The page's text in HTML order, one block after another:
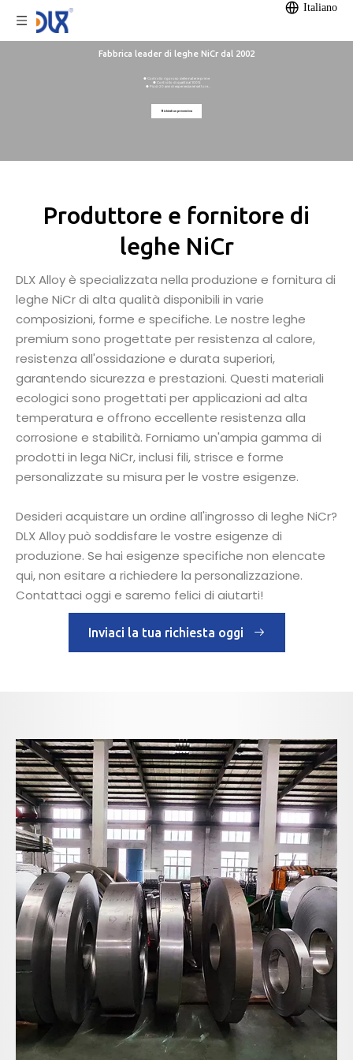
Italiano
Fabbrica leader di leghe NiCr dal 2002
● Controllo rigoroso delle materie prime
● Controllo di qualità al 100%.
● Più di 20 anni di esperienza nel settore
Richiedi un preventivo
Produttore e fornitore di
leghe NiCr
DLX Alloy è specializzata nella produzione e fornitura di
leghe NiCr di alta qualità disponibili in varie
composizioni, forme e specifiche. Le nostre leghe
premium sono progettate per resistenza al calore,
resistenza all'ossidazione e durata superiori,
garantendo sicurezza e prestazioni. Questi materiali
ecologici sono progettati per applicazioni ad alta
temperatura e offrono eccellente resistenza alla
corrosione e stabilità. Forniamo un'ampia gamma di
prodotti in lega NiCr, inclusi fili, strisce e forme
personalizzate su misura per le vostre esigenze.
Desideri acquistare un ordine all'ingrosso di leghe NiCr?
DLX Alloy può soddisfare le vostre esigenze di
produzione. Se hai esigenze specifiche non elencate
qui, non esitare a richiedere la personalizzazione.
Contattaci oggi e saremo felici di aiutarti!
Inviaci la tua richiesta oggi